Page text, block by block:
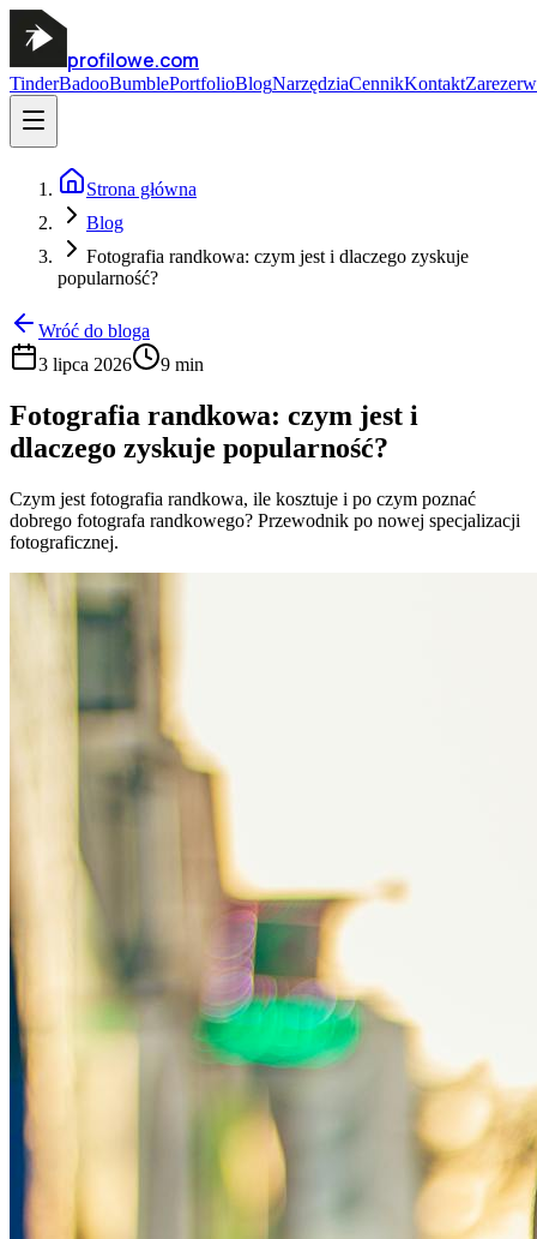
profilowe.com
TinderBadooBumblePortfolioBlogNarzędziaCennikKontakt
Strona główna
Blog
Fotografia randkowa: czym jest i dlaczego zyskuje
popularność?
Wróć do bloga
3 lipca 2026
9 min
Fotografia randkowa: czym jest i
dlaczego zyskuje popularność?
Czym jest fotografia randkowa, ile kosztuje i po czym poznać
dobrego fotografa randkowego? Przewodnik po nowej specjalizacji
fotograficznej.